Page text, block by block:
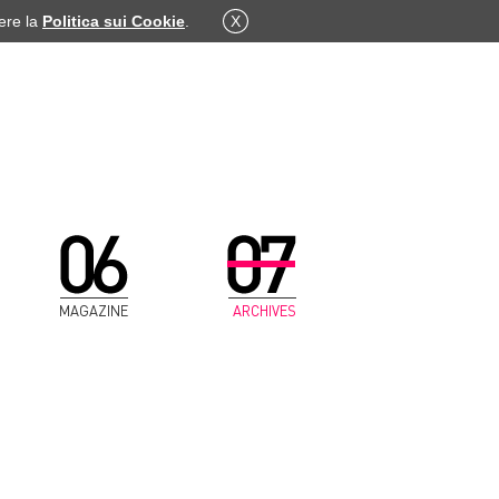
MAGAZINE ARCHIVES
la Politica sui Cookie X